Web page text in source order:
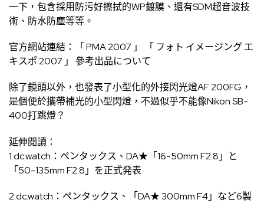
一下，包含採用防污好擦拭的WP鍍膜、還有SDM超音波技
術、防水防塵等等。
官方網站連結：
「 PMA 2007 」 「 フォト イメージング エ
キスポ 2007 」 參考出品について
除了鏡頭以外，也發表了小型化的外接閃光燈AF 200FG，
是個便於攜帶補光的小型閃燈，不過似乎不能像Nikon SB-
400打跳燈？
延伸閱讀：
1.dc.watch： ペンタックス、DA★「16-50mm F2.8」と
「50-135mm F2.8」を正式発表
2.dc.watch： ペンタックス、「DA★ 300mm F4」など6製